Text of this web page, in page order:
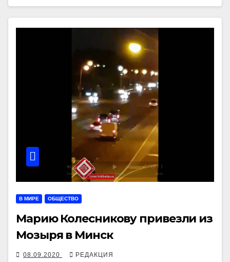
В МИРЕ ОБЩЕСТВО
Марию Колесникову привезли из
Мозыря в Минск
08.09.2020 РЕДАКЦИЯ